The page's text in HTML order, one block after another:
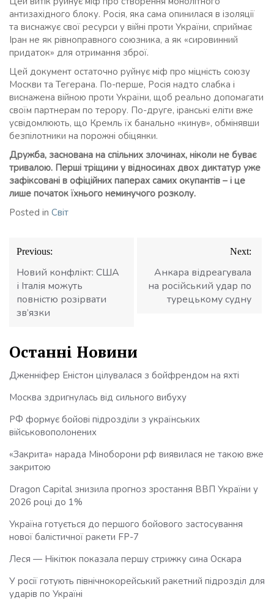
антизахідного блоку. Росія, яка сама опинилася в ізоляції
та виснажує свої ресурси у війні проти України, сприймає
Іран не як рівноправного союзника, а як «сировинний
придаток» для отримання зброї.
Цей документ остаточно руйнує міф про міцність союзу
Москви та Тегерана. По-перше, Росія надто слабка і
виснажена війною проти України, щоб реально допомагати
своїм партнерам по терору. По-друге, іранські еліти вже
усвідомлюють, що Кремль їх банально «кинув», обмінявши
безпілотники на порожні обіцянки.
Дружба, заснована на спільних злочинах, ніколи не буває
тривалою. Перші тріщини у відносинах двох диктатур уже
зафіксовані в офіційних паперах самих окупантів – і це
лише початок їхнього неминучого розколу.
Posted in Світ
Навігація
записів
Previous:
Новий конфлікт: США
і Італія можуть
повністю розірвати
зв’язки
Next:
Анкара відреагувала
на російський удар по
турецькому судну
Останні Новини
Дженніфер Еністон цілувалася з бойфрендом на яхті
Москва здригнулась від сильного вибуху
РФ формує бойові підрозділи з українських
військовополонених
«Закрита» нарада Міноборони рф виявилася не такою вже
закритою
Dragon Capital знизила прогноз зростання ВВП України у
2026 році до 1%
Україна готується до першого бойового застосування
нової балістичної ракети FP-7
Леся — Нікітюк показала першу стрижку сина Оскара
У росії готують північнокорейський ракетний підрозділ для
ударів по Україні